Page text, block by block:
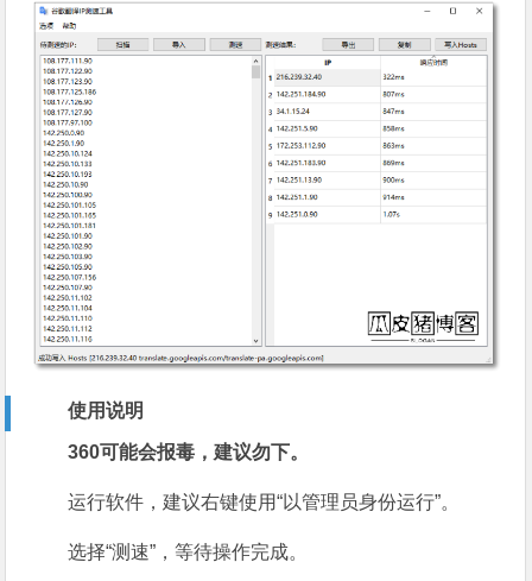
使用说明
360可能会报毒，建议勿下。
运行软件，建议右键使用“以管理员身份运行”。
选择“测速”，等待操作完成。